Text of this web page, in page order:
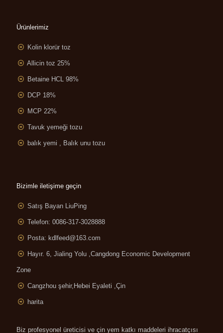
Ürünlerimiz
Kolin klorür toz
Allicin toz 25%
Betaine HCL 98%
DCP 18%
MCP 22%
Tavuk yemeği tozu
balık yemi , Balık unu tozu
Bizimle iletişime geçin
Satış Bayan LiuPing
Telefon: 0086-317-3028888
Posta: kdlfeed@163.com
Hayır. 6, Jialing Yolu ,Cangdong Economic Development
Zone
Cangzhou şehir,Hebei Eyaleti ,Çin
harita
Biz profesyonel üreticisi ve çin yem katkı maddeleri ihracatçısı